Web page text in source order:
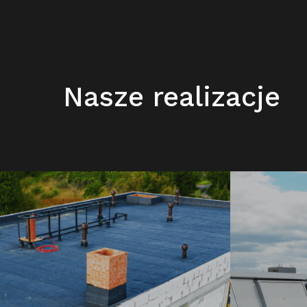
Nasze realizacje